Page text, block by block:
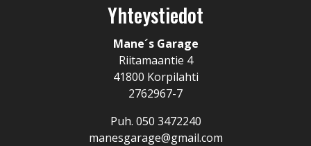
Yhteystiedot
Mane´s Garage
Riitamaantie 4
41800 Korpilahti
2762967-7
Puh. 050 3472240
manesgarage@gmail.com